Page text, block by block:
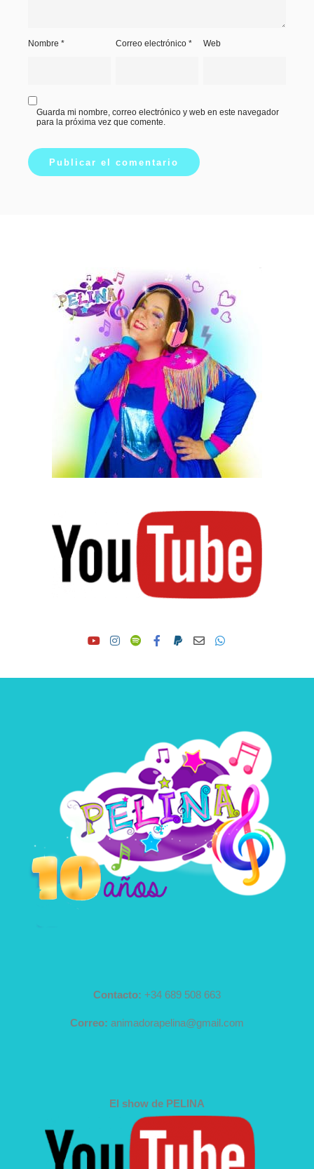
Nombre * Correo electrónico* Web
Guarda mi nombre, correo electrónico y web en este navegador
para la próxima vez que comente.
Contacto: +34 689 508 663
Correo: animadorapelina@gmail.com
El show de PELINA